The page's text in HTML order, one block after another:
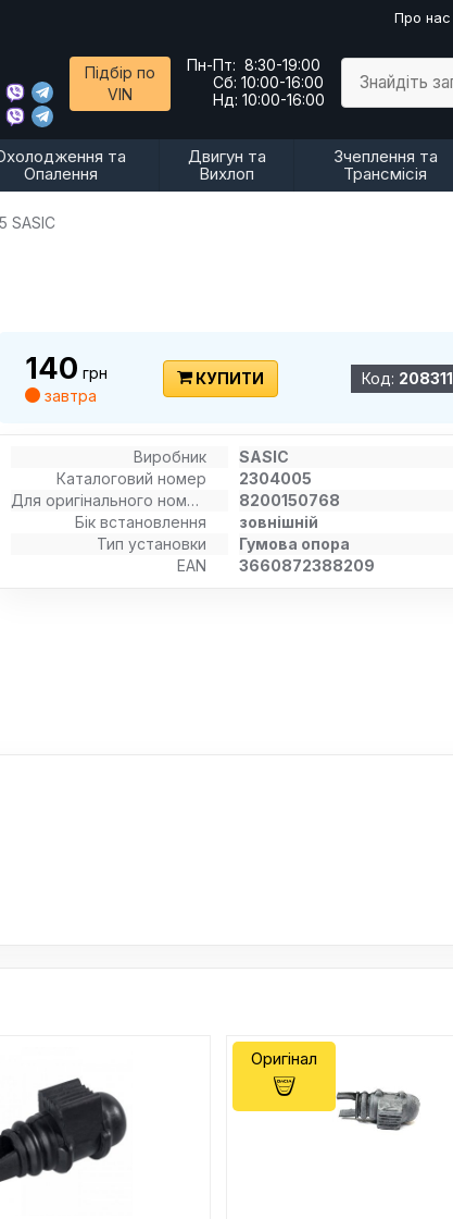
Про нас
Підбір по
VIN
Пн-Пт: 8:30-19:00
Сб: 10:00-16:00
Нд: 10:00-16:00
Знайдіть
та
Опалення
Двигун та
Вихлоп
Зчеплення та
Трансмісія
SASIC
140 грн
завтра
КУПИТИ Код:
Виробник
SASIC
Каталоговий номер
2304005
Для оригінального номера
8200150768
Бік встановлення
зовнішній
Тип установки
Гумова опора
EAN
3660872388209
Оригінал